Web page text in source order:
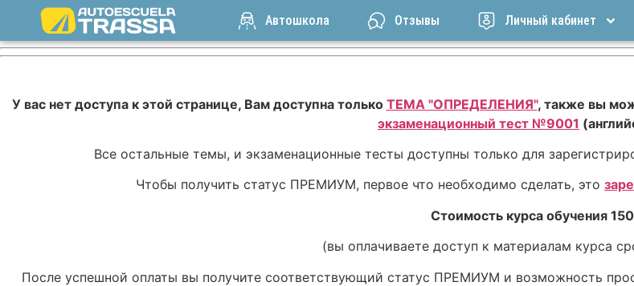
Автошкола Отзывы Личный кабинет
У вас нет доступа к этой странице, Вам доступна только ТЕМА "ОПРЕДЕЛЕНИЯ", также вы
экзаменационный тест №9001
Все остальные темы, и экзаменационные тесты доступны только для
Чтобы получить статус ПРЕМИУМ, первое что необходимо сделать, это
Стоимость курса обучения
(вы оплачиваете доступ к материалам курса
После успешной оплаты вы получите соответствующий статус ПРЕМИУМ и возможность